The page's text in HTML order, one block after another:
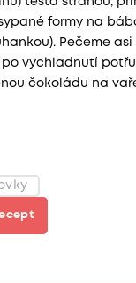
formy na
Pečeme asi
po vychladnutí
čokoládu na